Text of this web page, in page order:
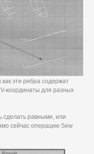
эти ребра содержат
координаты для разных
сделать равными, или
сейчас операцию Sew